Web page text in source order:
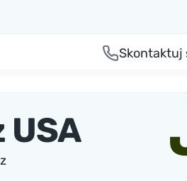
Skontaktuj
USA